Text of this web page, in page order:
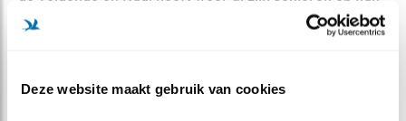
Deze website maakt gebruik van cookies
plek. Het was weer een hartverwarmende middag, want
na dit nest was het nest in Megen aan de beurt, daar
keer weer een warm ontvangst met beschuit met